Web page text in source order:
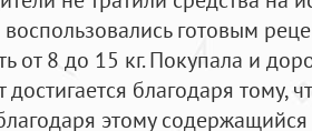
готовым
от 8 до 15 кг. Покупала и
благодаря тому,
этому